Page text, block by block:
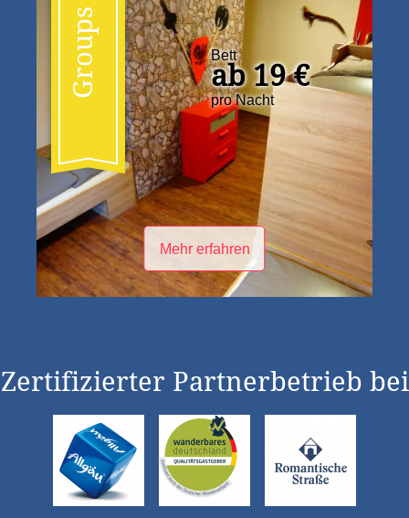
Groups Bett
ab 19 €
pro Nacht
Mehr erfahren
Zertifizierter Partnerbetrieb bei